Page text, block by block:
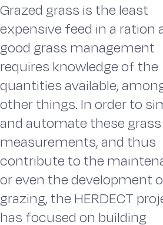
Grazed grass is the least
expensive feed in a ration
good grass management
requires knowledge of the
quantities available,
other things. In order to
and automate these grass
measurements, and thus
contribute to the
or even the development
grazing, the HERDECT
has focused on building